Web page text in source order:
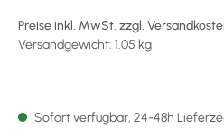
Preise inkl. MwSt. zzgl.
Versandgewicht: 1.05 kg
Sofort verfügbar, 24-48h